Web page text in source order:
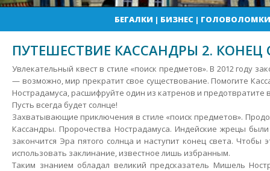
БЕГАЛКИ | БИЗНЕС| ГОЛОВОЛОМКИ
ПУТЕШЕСТВИЕ КАССАНДРЫ 2. КОНЕЦ
Увлекательный квест в стиле «поиск предметов». В 2012 году
— возможно, мир прекратит свое существование. Помогите
Нострадамуса, расшифруйте один из катренов и предотвратите
Пусть всегда будет солнце!
Захватывающие приключения в стиле «поиск предметов».
Кассандры. Пророчества Нострадамуса. Индейские жрецы
закончится Эра пятого солнца и наступит конец света. Чтобы
использовать заклинание, известное лишь избранным.
Таким знанием обладал великий предсказатель Мишель